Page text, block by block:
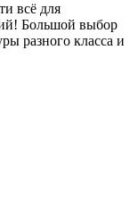
всё для
Большой выбор
разного класса и